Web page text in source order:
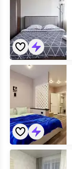
месяц
«Суточный
на
Крымской
квартира-
студия
на
месяц
Квартира-